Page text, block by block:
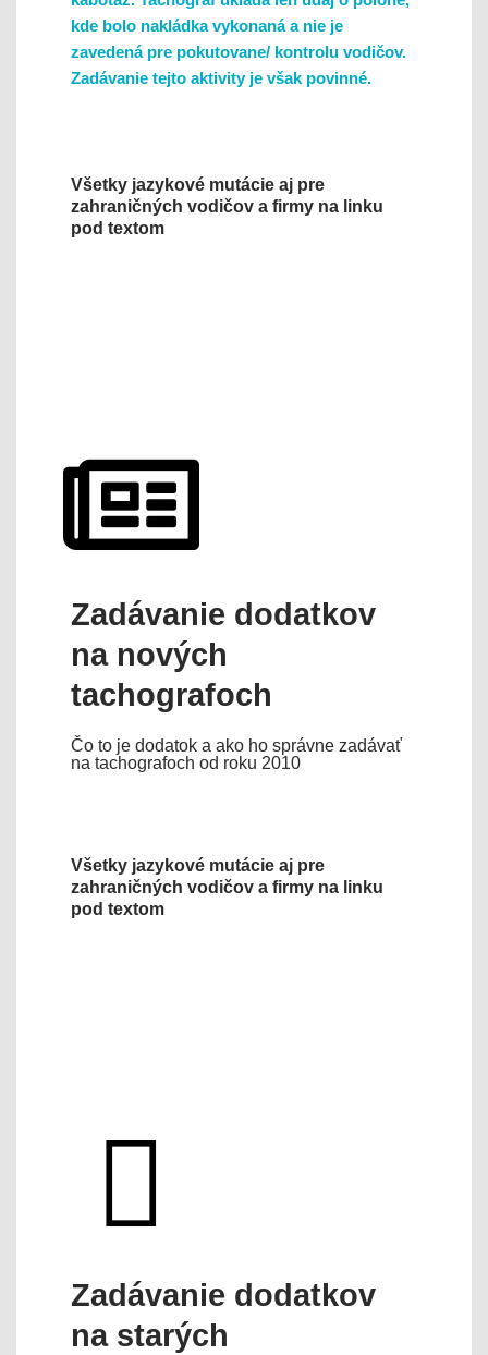
kde bolo nakládka vykonaná a nie je
zavedená pre pokutovane/ kontrolu vodičov.
Zadávanie tejto aktivity je však povinné.
Všetky jazykové mutácie aj pre
zahraničných vodičov a firmy na linku
pod textom
Zadávanie dodatkov
na nových
tachografoch
Čo to je dodatok a ako ho správne zadávať
na tachografoch od roku 2010
Všetky jazykové mutácie aj pre
zahraničných vodičov a firmy na linku
pod textom
Zadávanie dodatkov
na starých